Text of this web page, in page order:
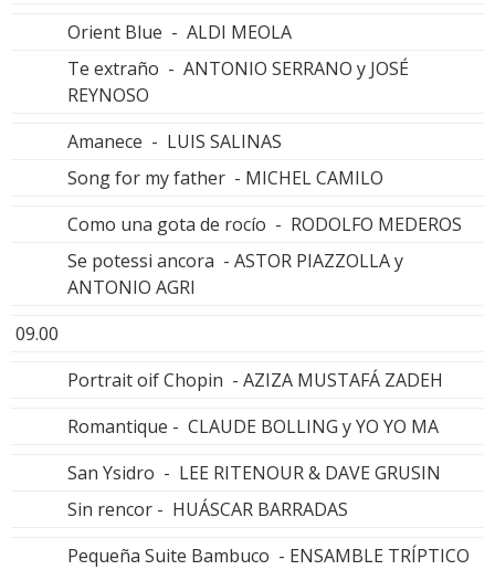
Orient Blue - ALDI MEOLA
Te extraño - ANTONIO SERRANO y JOSÉ
REYNOSO
Amanece - LUIS SALINAS
Song for my father - MICHEL CAMILO
Como una gota de rocío - RODOLFO MEDEROS
Se potessi ancora - ASTOR PIAZZOLLA y
ANTONIO AGRI
09.00
Portrait oif Chopin - AZIZA MUSTAFÁ ZADEH
Romantique - CLAUDE BOLLING y YO YO MA
San Ysidro - LEE RITENOUR & DAVE GRUSIN
Sin rencor - HUÁSCAR BARRADAS
Pequeña Suite Bambuco - ENSAMBLE TRÍPTICO